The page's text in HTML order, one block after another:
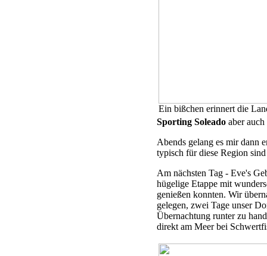
Ein bißchen erinnert die
Sporting Soleado aber
Abends gelang es mir dann
typisch für diese Region
Am nächsten Tag - Eve's
hügelige Etappe mit
genießen konnten. Wir
gelegen, zwei Tage unser
Übernachtung runter zu
direkt am Meer bei